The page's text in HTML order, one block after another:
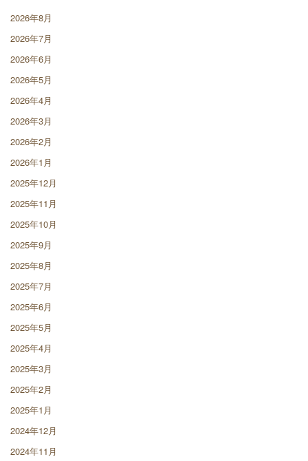
2026年8月
2026年7月
2026年6月
2026年5月
2026年4月
2026年3月
2026年2月
2026年1月
2025年12月
2025年11月
2025年10月
2025年9月
2025年8月
2025年7月
2025年6月
2025年5月
2025年4月
2025年3月
2025年2月
2025年1月
2024年12月
2024年11月